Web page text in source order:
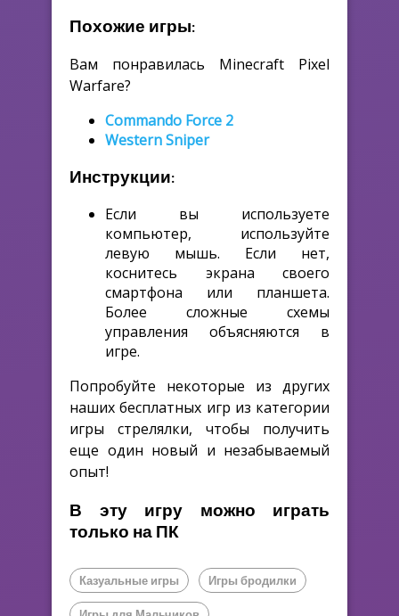
Похожие игры:
Вам понравилась Minecraft Pixel
Warfare?
Commando Force 2
Western Sniper
Инструкции:
Если вы используете
компьютер, используйте
левую мышь. Если нет,
коснитесь экрана своего
смартфона или планшета.
Более сложные схемы
управления объясняются в
игре.
Попробуйте некоторые из других
наших бесплатных игр из категории
игры стрелялки, чтобы получить
еще один новый и незабываемый
опыт!
В эту игру можно играть
только на ПК
Казуальные игры Игры бродилки